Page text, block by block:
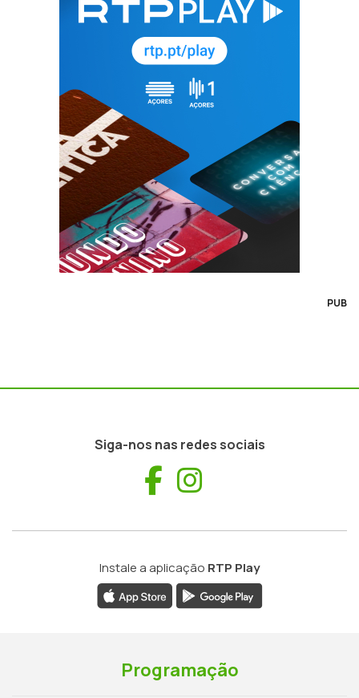
PUB
Siga-nos nas redes sociais
Facebook
Instale a aplicação RTP Play
Programação